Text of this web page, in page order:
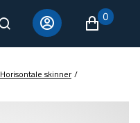
0
Horisontale skinner /